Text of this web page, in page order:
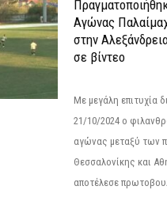
Αγώνας
στην
σε βίντεο
Με μεγάλη επιτυχία
21/10/2024 ο
αγώνας μεταξύ των
Θεσσαλονίκης και
αποτέλεσε